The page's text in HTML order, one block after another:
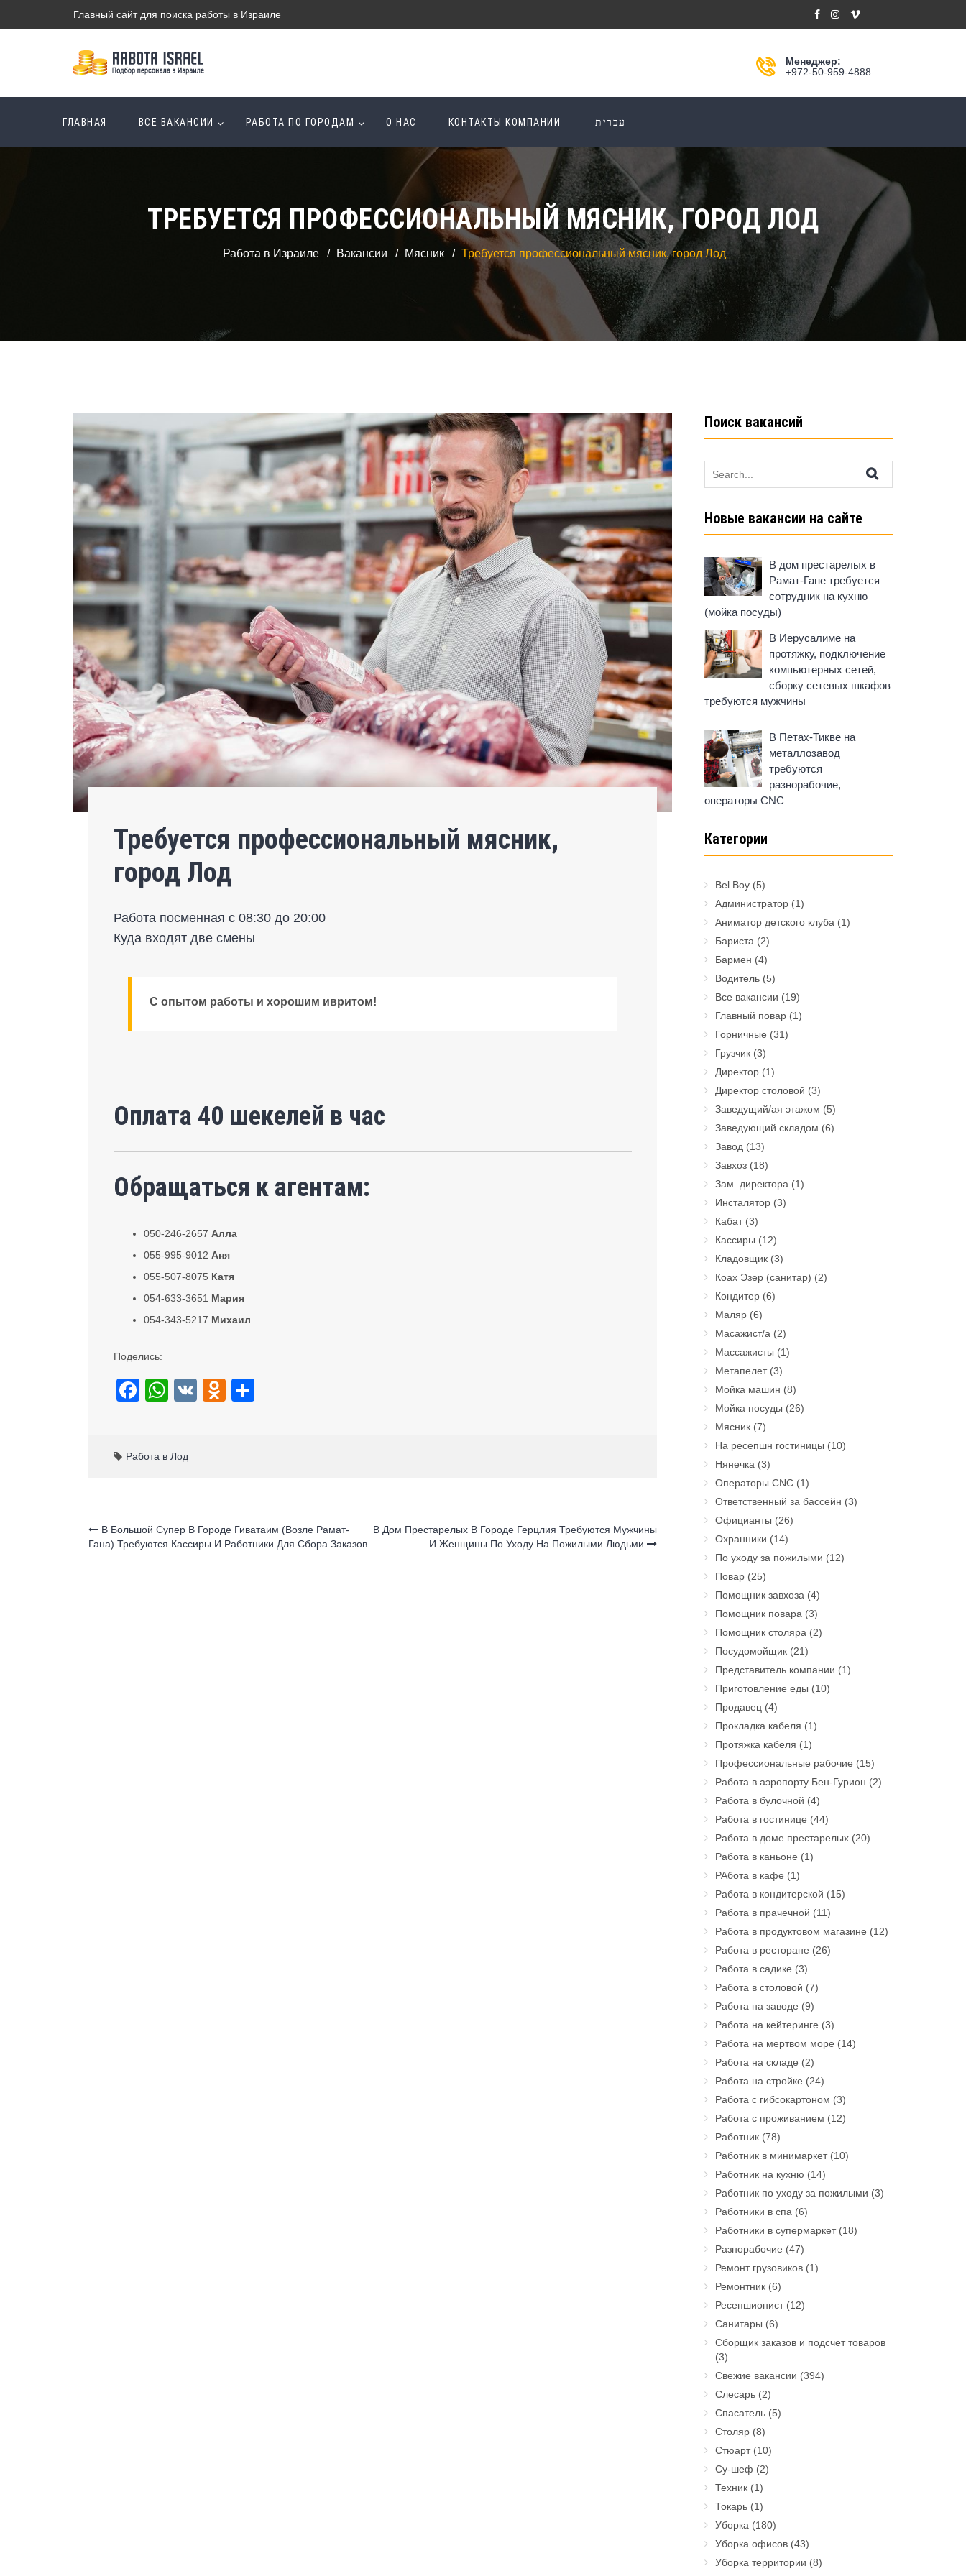
Главный сайт для поиска работы в Израиле
Менеджер:
+972-50-959-4888
ГЛАВНАЯ ВСЕ ВАКАНСИИ РАБОТА ПО ГОРОДАМ О НАС КОНТАКТЫ КОМПАНИИ עברית
ТРЕБУЕТСЯ ПРОФЕССИОНАЛЬНЫЙ МЯСНИК, ГОРОД ЛОД
Работа в Израиле Вакансии Мясник Требуется профессиональный мясник, город Лод
Требуется профессиональный мясник,
город Лод
Работа посменная с 08:30 до 20:00
Куда входят две смены
С опытом работы и хорошим ивритом!
Оплата 40 шекелей в час
Обращаться к агентам:
050-246-2657 Алла
055-995-9012 Аня
055-507-8075 Катя
054-633-3651 Мария
054-343-5217 Михаил
Поделись:
F
e
o
k
W
s
p
V
O
ss
ni
Работа в Лод
В Большой Супер В Городе Гиватаим (возле Рамат-
Гана) Требуются Кассиры И Работники Для Сбора Заказов
В Дом Престарелых В Городе Герцлия Требуются Мужчины
И Женщины По Уходу На Пожилыми Людьми
Поиск вакансий
for:
Новые вакансии на сайте
В дом престарелых в
Рамат-Гане требуется
сотрудник на кухню
(мойка посуды)
В Иерусалиме на
протяжку, подключение
компьютерных сетей,
сборку сетевых шкафов
требуются мужчины
В Петах-Тикве на
металлозавод
требуются
разнорабочие,
операторы CNC
Категории
Bel Boy(5)
Администратор(1)
Аниматор детского клуба (1)
Бариста (2)
Бармен (4)
Водитель(5)
Все вакансии (19)
Главный повар(1)
Горничные (31)
Грузчик(3)
Директор(1)
Директор столовой (3)
Заведущий/ая этажом (5)
Заведующий складом (6)
Завод (13)
Завхоз(18)
Зам. директора (1)
Инсталятор(3)
Кабат(3)
Кассиры (12)
Кладовщик(3)
Коах Эзер (санитар) (2)
Кондитер(6)
Маляр(6)
Масажист/а (2)
Массажисты (1)
Метапелет(3)
Мойка машин (8)
Мойка посуды (26)
Мясник(7)
На ресепшн гостиницы (10)
Нянечка (3)
Операторы CNC(1)
Ответственный за бассейн (3)
Официанты (26)
Охранники (14)
По уходу за пожилыми (12)
Повар(25)
Помощник завхоза (4)
Помощник повара (3)
Помощник столяра (2)
Посудомойщик(21)
Представитель компании (1)
Приготовление еды (10)
Продавец (4)
Прокладка кабеля (1)
Протяжка кабеля (1)
Профессиональные рабочие (15)
Работа в аэропорту Бен-Гурион (2)
Работа в булочной (4)
Работа в гостинице (44)
Работа в доме престарелых(20)
Работа в каньоне (1)
РАбота в кафе (1)
Работа в кондитерской (15)
Работа в прачечной (11)
Работа в продуктовом магазине (12)
Работа в ресторане (26)
Работа в садике (3)
Работа в столовой (7)
Работа на заводе (9)
Работа на кейтеринге (3)
Работа на мертвом море (14)
Работа на складе (2)
Работа на стройке (24)
Работа с гибсокартоном (3)
Работа с проживанием (12)
Работник(78)
Работник в минимаркет(10)
Работник на кухню (14)
Работник по уходу за пожилыми (3)
Работники в спа (6)
Работники в супермаркет(18)
Разнорабочие (47)
Ремонт грузовиков(1)
Ремонтник(6)
Ресепшионист(12)
Санитары (6)
Сборщик заказов и подсчет товаров
(3)
Свежие вакансии (394)
Слесарь(2)
Спасатель(5)
Столяр(8)
Стюарт(10)
Су-шеф (2)
Техник(1)
Токарь(1)
Уборка (180)
Уборка офисов(43)
Уборка территории (8)